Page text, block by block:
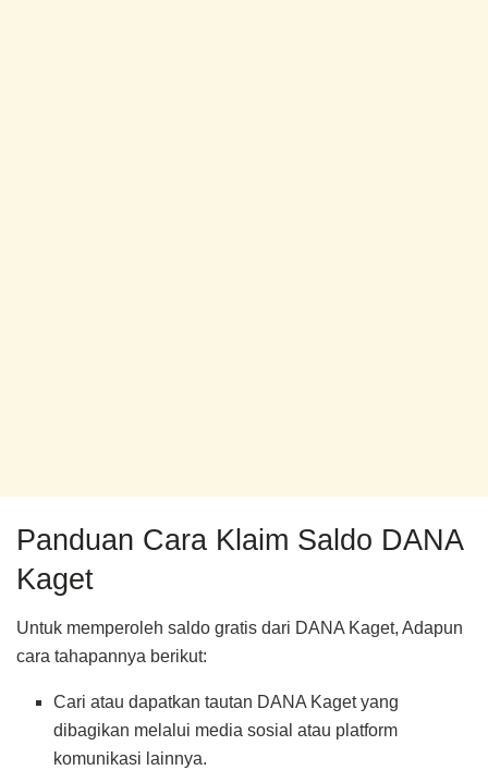
Panduan Cara Klaim Saldo DANA
Kaget
Untuk memperoleh saldo gratis dari DANA Kaget, Adapun
cara tahapannya berikut:
Cari atau dapatkan tautan DANA Kaget yang
dibagikan melalui media sosial atau platform
komunikasi lainnya.